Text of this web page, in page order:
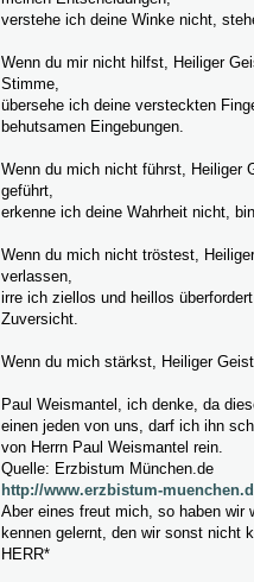
verstehe ich deine Winke nicht,
Wenn du mir nicht hilfst, Heiliger
Stimme,
übersehe ich deine versteckten
behutsamen Eingebungen.
Wenn du mich nicht führst, Heiliger
geführt,
erkenne ich deine Wahrheit nicht,
Wenn du mich nicht tröstest,
verlassen,
irre ich ziellos und heillos
Zuversicht.
Wenn du mich stärkst, Heiliger
Paul Weismantel, ich denke, da
einen jeden von uns, darf ich ihn
von Herrn Paul Weismantel rein.
Quelle: Erzbistum München.de
http://www.erzbistum-
Aber eines freut mich, so haben wir
kennen gelernt, den wir sonst nicht
HERR*